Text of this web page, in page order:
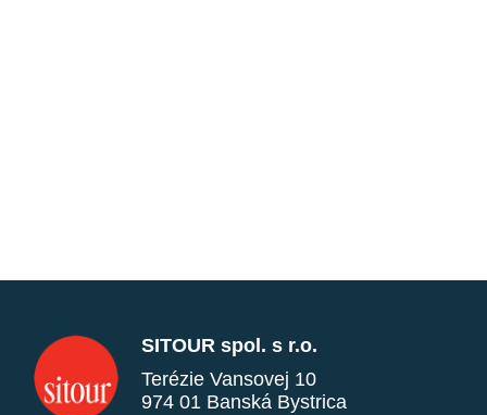
SITOUR spol. s r.o.
Terézie Vansovej 10
974 01 Banská Bystrica